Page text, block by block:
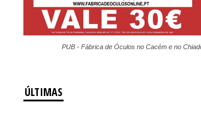
PUB - Fábrica de Óculos no Cacém e no
ÚLTIMAS